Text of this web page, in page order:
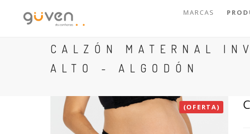
MARCAS
CALZÓN MATERNAL
ALTO - ALGODÓN
(OFERTA)